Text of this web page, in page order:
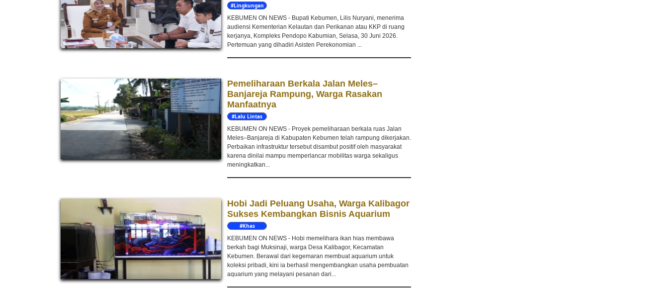
#Lingkungan
KEBUMEN ON NEWS - Bupati Kebumen, Lilis Nuryani, menerima
audiensi Kementerian Kelautan dan Perikanan atau KKP di ruang
kerjanya, Kompleks Pendopo Kabumian, Selasa, 30 Juni 2026.
Pertemuan yang dihadiri Asisten Perekonomian ...
Pemeliharaan Berkala Jalan Meles–
Banjareja Rampung, Warga Rasakan
Manfaatnya
#Lalu Lintas
KEBUMEN ON NEWS - Proyek pemeliharaan berkala ruas Jalan
Meles–Banjareja di Kabupaten Kebumen telah rampung dikerjakan.
Perbaikan infrastruktur tersebut disambut positif oleh masyarakat
karena dinilai mampu memperlancar mobilitas warga sekaligus
meningkatkan...
Hobi Jadi Peluang Usaha, Warga Kalibagor
Sukses Kembangkan Bisnis Aquarium
#Khas
KEBUMEN ON NEWS - Hobi memelihara ikan hias membawa
berkah bagi Muksinaji, warga Desa Kalibagor, Kecamatan
Kebumen. Berawal dari kegemaran membuat aquarium untuk
koleksi pribadi, kini ia berhasil mengembangkan usaha pembuatan
aquarium yang melayani pesanan dari...